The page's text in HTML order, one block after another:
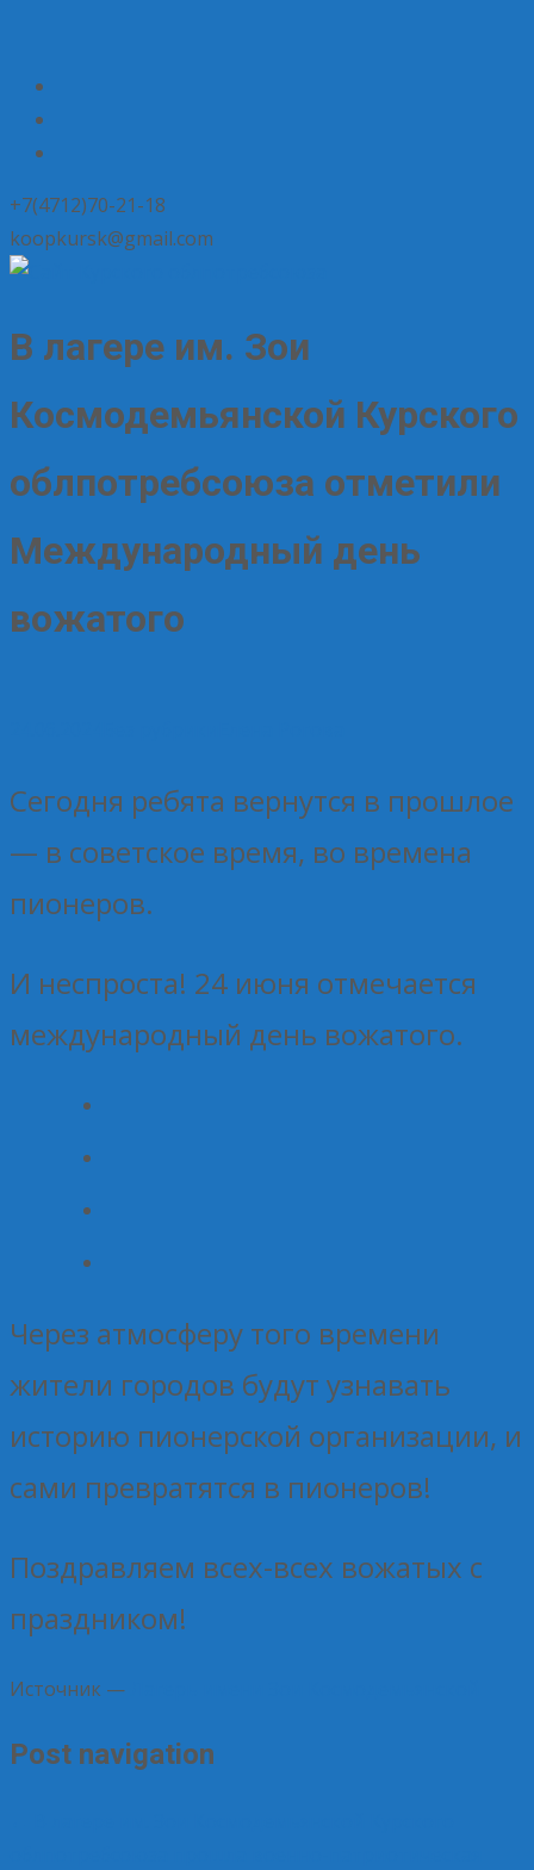
+7(4712)70-21-18
koopkursk@gmail.com
В лагере им. Зои
Космодемьянской Курского
облпотребсоюза отметили
Международный день
вожатого
Сегодня ребята вернутся в прошлое
— в советское время, во времена
пионеров.
И неспроста! 24 июня отмечается
международный день вожатого.
Через атмосферу того времени
жители городов будут узнавать
историю пионерской организации, и
сами превратятся в пионеров!
Поздравляем всех-всех вожатых с
праздником!
Источник —
Post navigation